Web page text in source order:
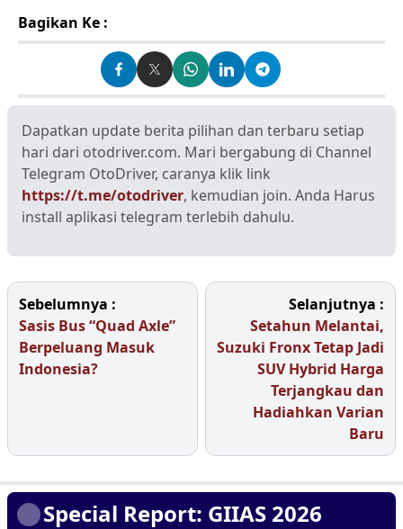
Bagikan Ke :
Dapatkan update berita pilihan dan terbaru setiap
hari dari otodriver.com. Mari bergabung di Channel
Telegram OtoDriver, caranya klik link
https://t.me/otodriver, kemudian join. Anda Harus
install aplikasi telegram terlebih dahulu.
Sebelumnya :
Sasis Bus “Quad Axle”
Berpeluang Masuk
Indonesia?
Selanjutnya :
Setahun Melantai,
Suzuki Fronx Tetap Jadi
SUV Hybrid Harga
Terjangkau dan
Hadiahkan Varian
Baru
Special Report: GIIAS 2026